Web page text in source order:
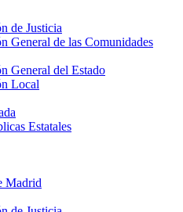
de Justicia
General de las Comunidades
General del Estado
Local
Estatales
Madrid